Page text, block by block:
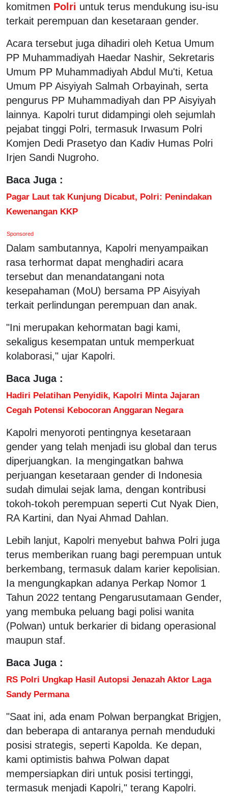
komitmen Polri untuk terus mendukung isu-isu
terkait perempuan dan kesetaraan gender.
Acara tersebut juga dihadiri oleh Ketua Umum
PP Muhammadiyah Haedar Nashir, Sekretaris
Umum PP Muhammadiyah Abdul Mu'ti, Ketua
Umum PP Aisyiyah Salmah Orbayinah, serta
pengurus PP Muhammadiyah dan PP Aisyiyah
lainnya. Kapolri turut didampingi oleh sejumlah
pejabat tinggi Polri, termasuk Irwasum Polri
Komjen Dedi Prasetyo dan Kadiv Humas Polri
Irjen Sandi Nugroho.
Baca Juga :
Pagar Laut tak Kunjung Dicabut, Polri: Penindakan
Kewenangan KKP
Sponsored
Dalam sambutannya, Kapolri menyampaikan
rasa terhormat dapat menghadiri acara
tersebut dan menandatangani nota
kesepahaman (MoU) bersama PP Aisyiyah
terkait perlindungan perempuan dan anak.
"Ini merupakan kehormatan bagi kami,
sekaligus kesempatan untuk memperkuat
kolaborasi," ujar Kapolri.
Baca Juga :
Hadiri Pelatihan Penyidik, Kapolri Minta Jajaran
Cegah Potensi Kebocoran Anggaran Negara
Kapolri menyoroti pentingnya kesetaraan
gender yang telah menjadi isu global dan terus
diperjuangkan. Ia mengingatkan bahwa
perjuangan kesetaraan gender di Indonesia
sudah dimulai sejak lama, dengan kontribusi
tokoh-tokoh perempuan seperti Cut Nyak Dien,
RA Kartini, dan Nyai Ahmad Dahlan.
Lebih lanjut, Kapolri menyebut bahwa Polri juga
terus memberikan ruang bagi perempuan untuk
berkembang, termasuk dalam karier kepolisian.
Ia mengungkapkan adanya Perkap Nomor 1
Tahun 2022 tentang Pengarusutamaan Gender,
yang membuka peluang bagi polisi wanita
(Polwan) untuk berkarier di bidang operasional
maupun staf.
Baca Juga :
RS Polri Ungkap Hasil Autopsi Jenazah Aktor Laga
Sandy Permana
"Saat ini, ada enam Polwan berpangkat Brigjen,
dan beberapa di antaranya pernah menduduki
posisi strategis, seperti Kapolda. Ke depan,
kami optimistis bahwa Polwan dapat
mempersiapkan diri untuk posisi tertinggi,
termasuk menjadi Kapolri," terang Kapolri.